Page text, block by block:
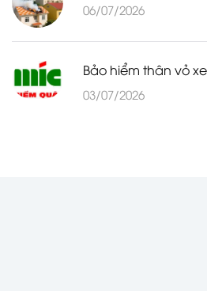
06/07/2026
Bảo hiểm thân vỏ
03/07/2026